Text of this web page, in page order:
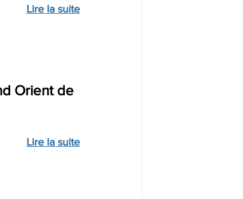
Lire la suite
Orient de
Lire la suite